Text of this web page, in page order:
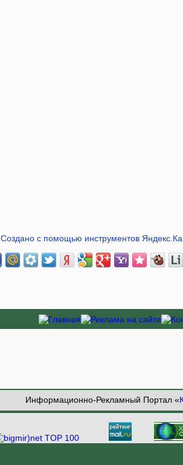
Создано с помощью инструментов
Информационно-Рекламный Портал «